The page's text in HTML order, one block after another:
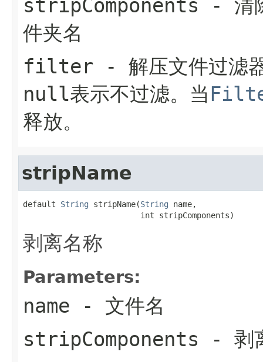
stripComponents - 清
件夹名
filter - 解压文件过滤
null表示不过滤。当
释放。
stripName
default String stripName(String name,
                         int stripComponents)
剥离名称
Parameters:
name - 文件名
stripComponents - 剥